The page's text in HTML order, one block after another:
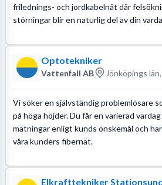
frilednings- och jordkabelnät där
störningar blir en naturlig del av din
Optotekniker
Vattenfall AB Jönköpings
Vi söker en självständig problemlösare
på höga höjder. Du får en varierad
mätningar enligt kunds önskemål och
våra kunders fibernät.
Elkrafttekniker